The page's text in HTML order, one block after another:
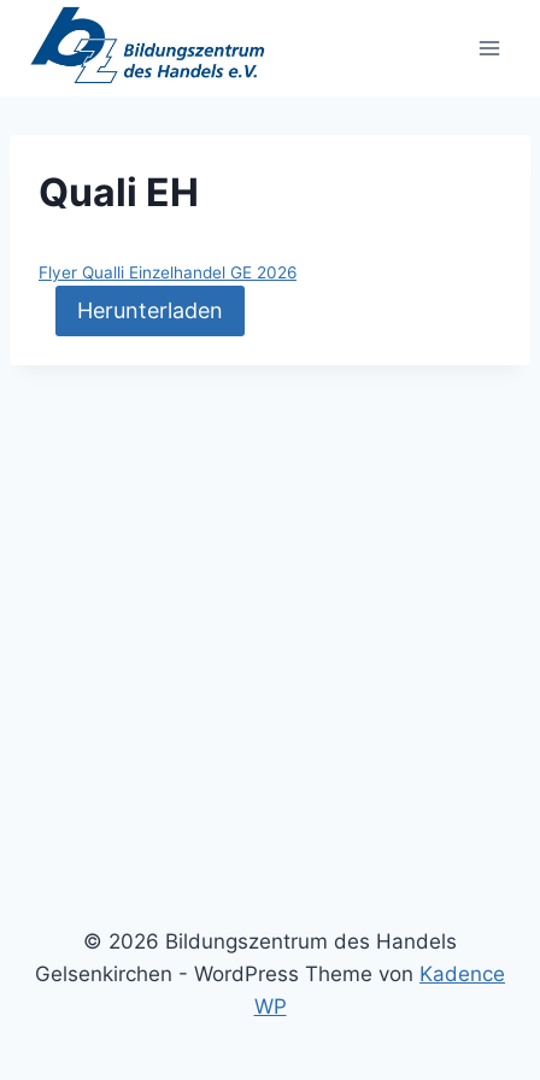
Inhalt
springen
Quali EH
Flyer Qualli Einzelhandel GE 2026
Herunterladen
© 2026 Bildungszentrum des Handels
Gelsenkirchen - WordPress Theme von Kadence
WP